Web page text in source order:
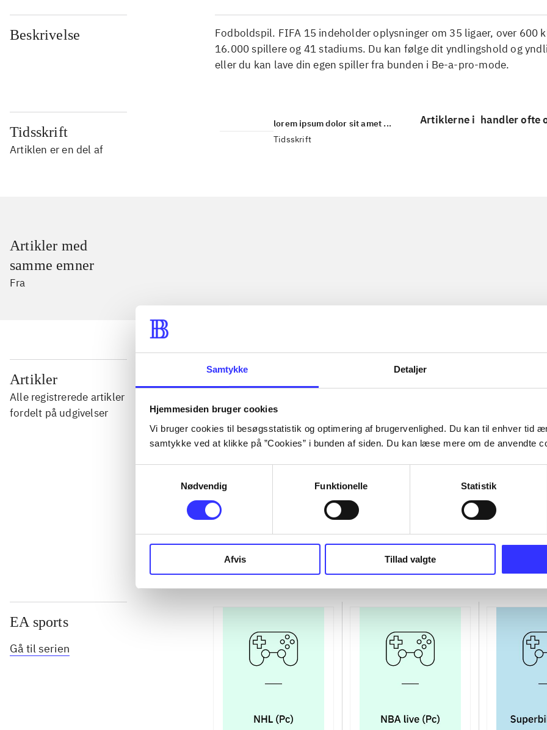
Samtykke Detaljer
Hjemmesiden bruger cookies
Vi bruger cookies til besøgsstatistik og optimering af brugervenlighed. Du kan til enhver tid
samtykke ved at klikke på ”Cookies” i bunden af siden. Du kan læse mere om de anvendte
Nødvendig
Funktionelle Statistik
Afvis Tillad valgte
Beskrivelse
Fodboldspil. FIFA 15 indeholder oplysninger om 35 ligaer, over 600
16.000 spillere og 41 stadiums. Du kan følge dit yndlingshold og
eller du kan lave din egen spiller fra bunden i Be-a-pro-mode.
Tidsskrift
Artiklen er en del af
lorem ipsum dolor sit amet ...
Tidsskrift
Artiklerne i handler ofte
Artikler med
samme emner
Fra
Artikler
Alle registrerede artikler
fordelt på udgivelser
...
...
...
...
EA sports
Gå til serien